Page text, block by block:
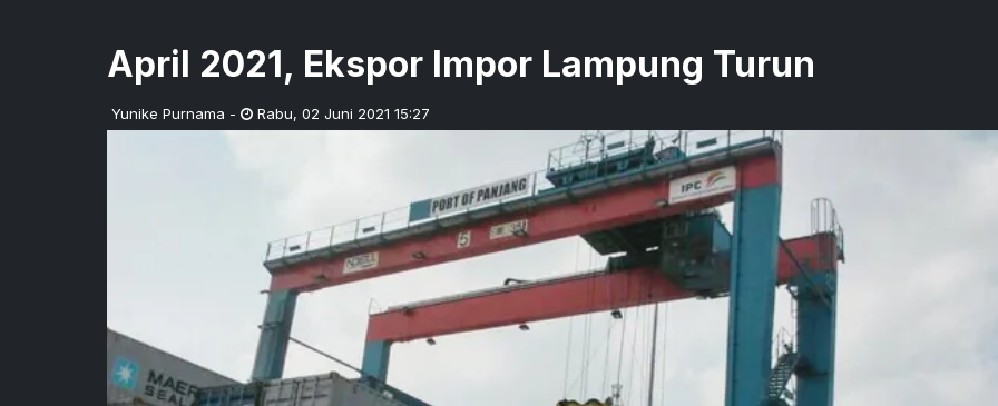
April 2021, Ekspor Impor Lampung Turun
Yunike Purnama - Rabu, 02 Juni 2021 15:27